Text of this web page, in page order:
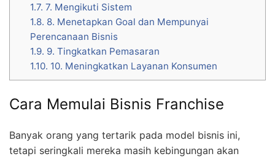
1.7. 7. Mengikuti Sistem
1.8. 8. Menetapkan Goal dan Mempunyai
Perencanaan Bisnis
1.9. 9. Tingkatkan Pemasaran
1.10. 10. Meningkatkan Layanan Konsumen
Cara Memulai Bisnis Franchise
Banyak orang yang tertarik pada model bisnis ini,
tetapi seringkali mereka masih kebingungan akan